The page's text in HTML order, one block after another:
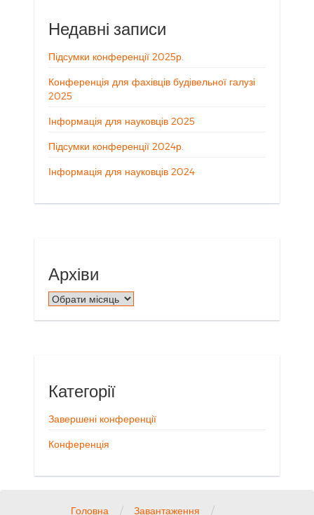
Недавні записи
Підсумки конференції 2025р.
Конференція для фахівців будівельної галузі
2025
Інформація для науковців 2025
Підсумки конференції 2024р.
Інформація для науковців 2024
Архіви
Архіви
Категорії
Завершені конференції
Конференція
Головна / Завантаження /